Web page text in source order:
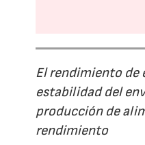
El rendimiento de
estabilidad del
producción de
rendimiento